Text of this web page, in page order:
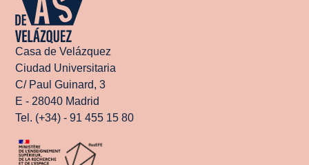
Casa de Velázquez
Ciudad Universitaria
C/ Paul Guinard, 3
E - 28040 Madrid
Tel. (+34) - 91 455 15 80